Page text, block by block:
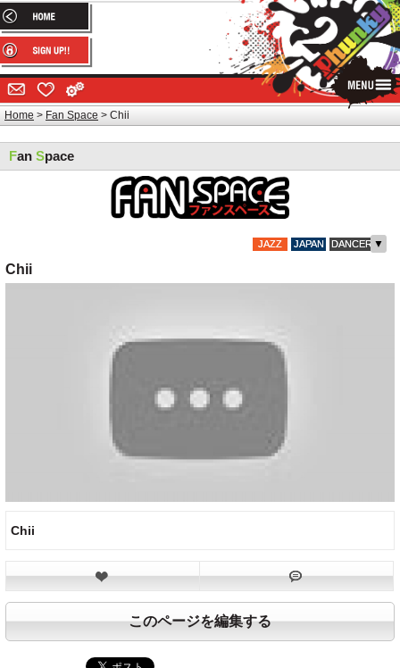
Home Fan Space Chii
Fan Space
JAZZ JAPAN DANCER ▼
Chii
Chii
このページを編集する